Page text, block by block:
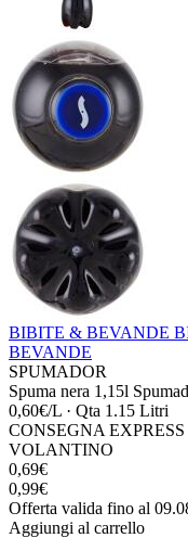
BIBITE & BEVANDE
BEVANDE
SPUMADOR
Spuma nera 1,15l
0,60€/L · Qta 1.15 Litri
CONSEGNA EXPRESS
VOLANTINO
0,69€
0,99€
Offerta valida fino al
Aggiungi al carrello